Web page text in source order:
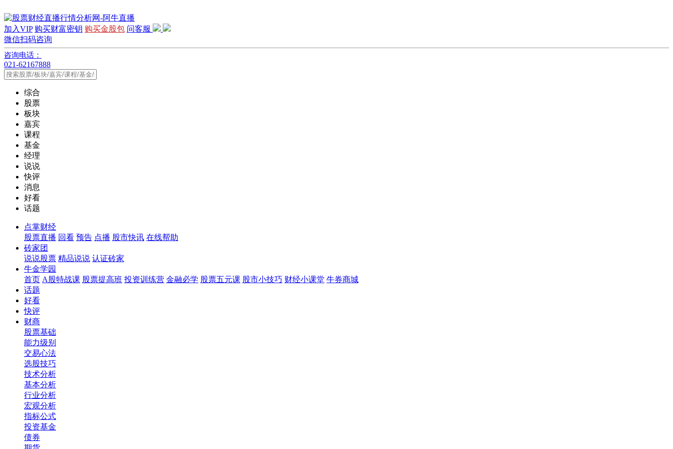
加入VIP 购买财富密钥 购买金股包 问客服
微信扫码咨询
咨询电话：
021-62167888
综合
股票
板块
嘉宾
课程
基金
经理
说说
快评
消息
好看
话题
点掌财经
股票直播 回看 预告 点播 股市快讯 在线帮助
砖家团
说说股票 精品说说 认证砖家
牛金学园
首页 A股特战课 股票提高班 投资训练营 金融必学 股票五元课 股市小技巧 财经小课堂 牛券商城
话题
好看
快评
财商
股票基础
能力级别
交易心法
选股技巧
技术分析
基本分析
行业分析
宏观分析
指标公式
投资基金
债券